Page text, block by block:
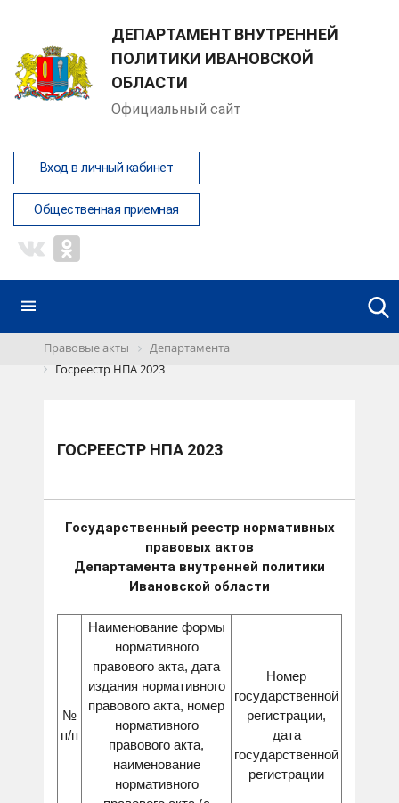
ДЕПАРТАМЕНТ ВНУТРЕННЕЙ
ПОЛИТИКИ ИВАНОВСКОЙ
ОБЛАСТИ
Официальный сайт
Вход в личный кабинет
Общественная приемная
Правовые акты
Департамента
Госреестр НПА 2023
ГОСРЕЕСТР НПА 2023
Государственный реестр нормативных
правовых актов
Департамента внутренней политики
Ивановской области
№
п/п
Наименование формы
нормативного
правового акта, дата
издания нормативного
правового акта, номер
нормативного
правового акта,
наименование
нормативного
Номер
государственной
регистрации,
дата
государственной
регистрации